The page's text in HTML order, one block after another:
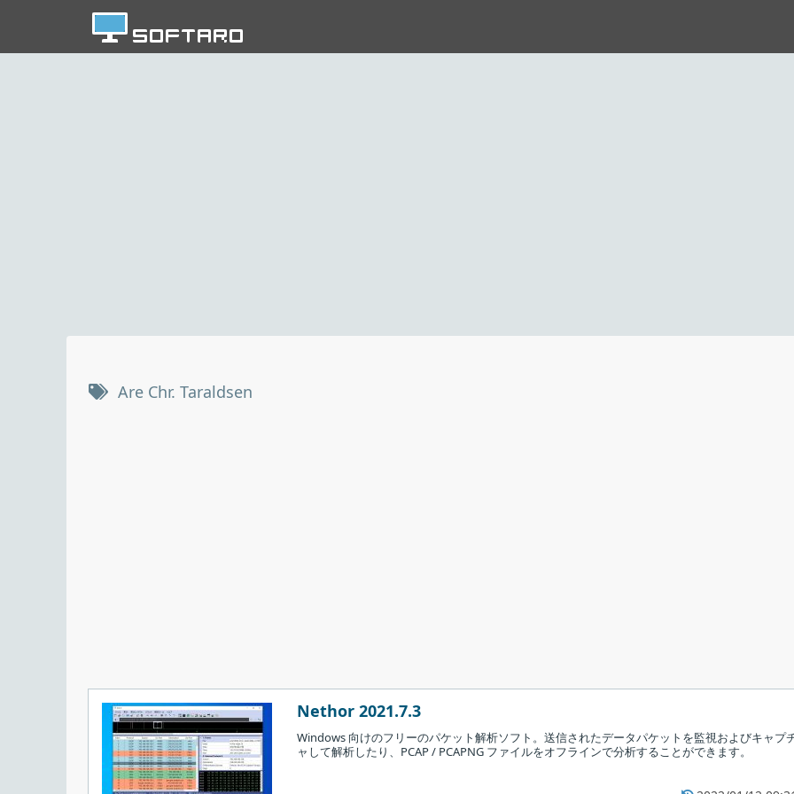
Are Chr. Taraldsen
Nethor 2021.7.3
Windows 向けのフリーのパケット解析ソフト。送信されたデータパケットを監視およびキャプ
ャして解析したり、PCAP / PCAPNG ファイルをオフラインで分析することができます。